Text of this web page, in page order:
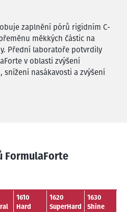
zaplnění pórů rigidním C-
měkkých částic na
Přední laboratoře potvrdily
v oblasti zvýšení
nasákavosti a zvýšení
FormulaForte
1610
Hard
1620
SuperHard
1630
Shine